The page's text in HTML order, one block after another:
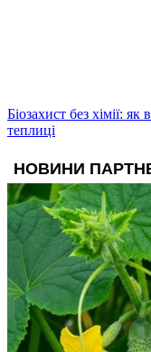
Біозахист без хімії:
теплиці